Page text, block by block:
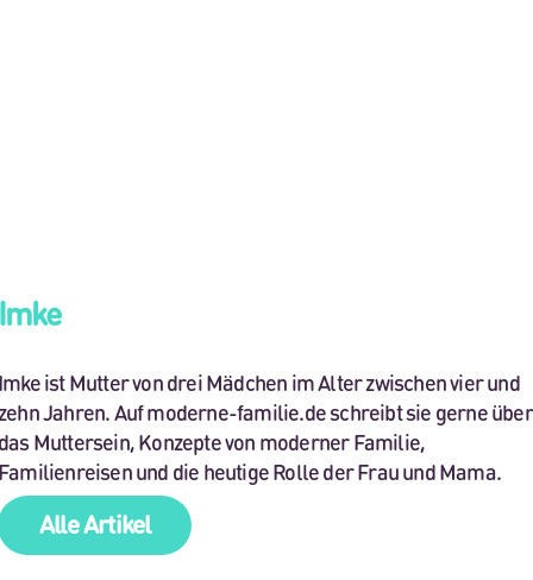
ist Mutter von drei Mädchen im Alter zwischen vier und
Jahren. Auf moderne-familie.de schreibt sie gerne über
Muttersein, Konzepte von moderner Familie,
und die heutige Rolle der Frau und Mama.
Alle Artikel